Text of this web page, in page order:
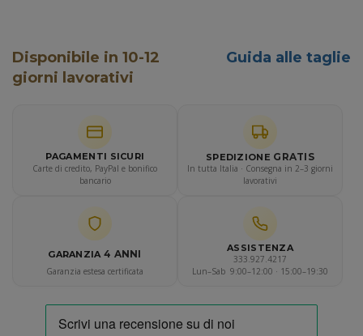
Disponibile in 10-12
giorni lavorativi
Guida alle taglie
PAGAMENTI SICURI
Carte di credito, PayPal e bonifico
bancario
SPEDIZIONE GRATIS
In tutta Italia · Consegna in 2–3 giorni
lavorativi
GARANZIA 4 ANNI
Garanzia estesa certificata
ASSISTENZA
333.927.4217
Lun–Sab 9:00–12:00 · 15:00–19:30